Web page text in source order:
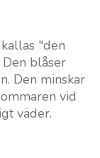
"den
blåser
Den minskar
vid
väder.